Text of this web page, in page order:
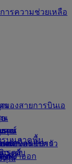
ารความช่วยเหลือ
ษ
ณ
องสายการบินเอ
ณ
ณ
ณ
คุณ
าย
ศ
งเครื่อง
ง
คุณ
าง
งเข้าออก
รตส์
พนักงานขับรถ
ณแบบครอบครัว
ำพัง
ระดับ
รบนภาคพื้น
า
เรตส์
คุณ